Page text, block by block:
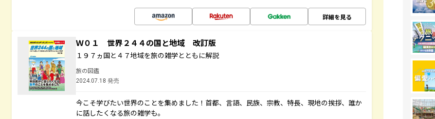
詳細を見る
Ｗ０１ 世界２４４の国と地域 改訂版
１９７ヵ国と４７地域を旅の雑学とともに解説
旅の図鑑
2024.07.18 発売
今こそ学びたい世界のことを集めました！首都、言語、民族、宗教、特長、現地の挨拶、誰か
に話したくなる旅の雑学も。